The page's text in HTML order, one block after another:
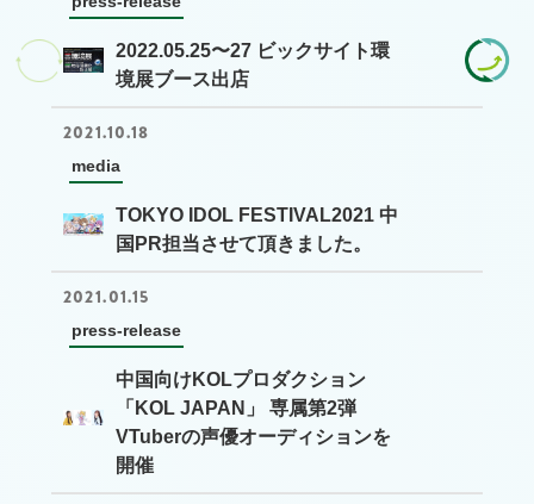
2022.05.25〜27 ビックサイト環
境展ブース出店
2021.10.18
media
TOKYO IDOL FESTIVAL2021 中
国PR担当させて頂きました。
2021.01.15
press-release
中国向けKOLプロダクション
「KOL JAPAN」 専属第2弾
VTuberの声優オーディションを
開催